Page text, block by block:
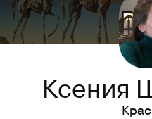
Ксения